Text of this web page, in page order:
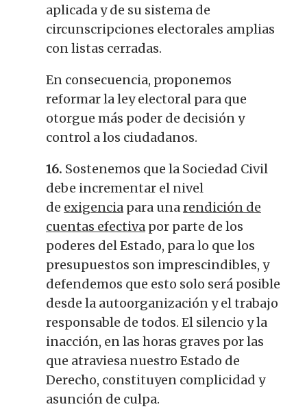
aplicada y de su sistema de
circunscripciones electorales amplias
con listas cerradas.
En consecuencia, proponemos
reformar la ley electoral para que
otorgue más poder de decisión y
control a los ciudadanos.
16. Sostenemos que la Sociedad Civil
debe incrementar el nivel
de exigencia para unarendición de
cuentas efectiva por parte de los
poderes del Estado, para lo que los
presupuestos son imprescindibles, y
defendemos que esto solo será posible
desde la autoorganización y el trabajo
responsable de todos. El silencio y la
inacción, en las horas graves por las
que atraviesa nuestro Estado de
Derecho, constituyen complicidad y
asunción de culpa.